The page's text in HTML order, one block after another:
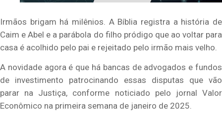
Irmãos brigam há milênios. A Bíblia registra a história de
Caim e Abel e a parábola do filho pródigo que ao voltar para
casa é acolhido pelo pai e rejeitado pelo irmão mais velho.
A novidade agora é que há bancas de advogados e fundos
de investimento patrocinando essas disputas que vão
parar na Justiça, conforme noticiado pelo jornal Valor
Econômico na primeira semana de janeiro de 2025.